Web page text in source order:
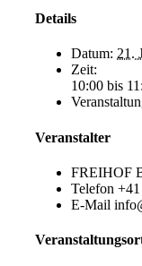
Details
Datum: 21.
Zeit:
10:00 bis
Veranstalter
FREIHOF
Telefon
E-Mail